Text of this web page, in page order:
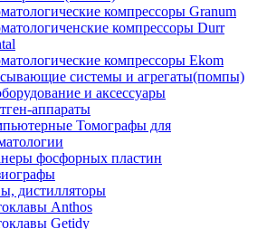
компрессоры Granum
компрессоры Durr
компрессоры Ekom
системы и агрегаты(помпы)
и аксессуары
аппараты
Томографы для
фосфорных пластин
дистилляторы
Anthos
Getidy